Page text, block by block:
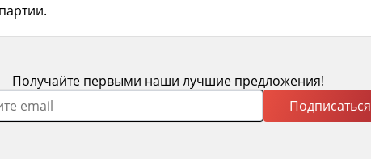
Получайте первыми наши лучшие предложения!
Подписаться